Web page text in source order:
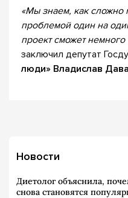
«Мы знаем, как сложно
проблемой один на
проект сможет
заключил депутат
люди» Владислав
Новости
Диетолог объяснила,
снова становятся